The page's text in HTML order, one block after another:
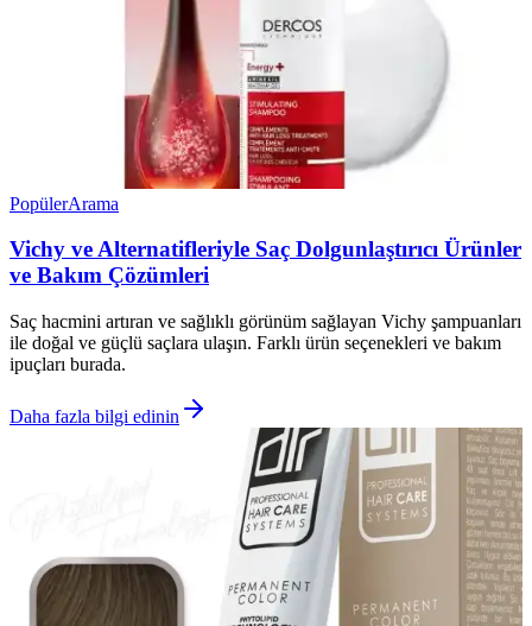
PopülerArama
Vichy ve Alternatifleriyle Saç Dolgunlaştırıcı Ürünler
ve Bakım Çözümleri
Saç hacmini artıran ve sağlıklı görünüm sağlayan Vichy şampuanları
ile doğal ve güçlü saçlara ulaşın. Farklı ürün seçenekleri ve bakım
ipuçları burada.
Daha fazla bilgi edinin